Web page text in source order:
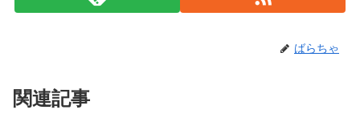
ばらちゃ
関連記事